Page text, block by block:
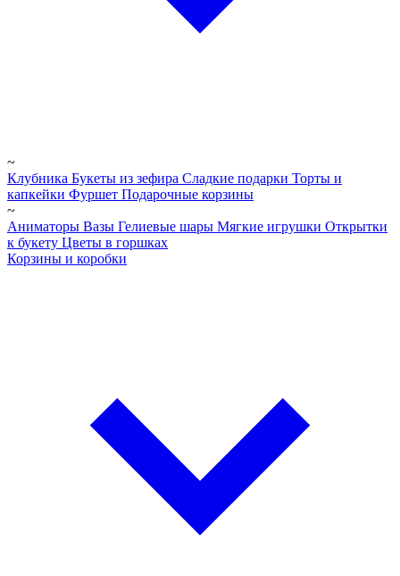
~
Клубника Букеты из зефира Сладкие подарки Торты и
капкейки Фуршет Подарочные корзины
~
Аниматоры Вазы Гелиевые шары Мягкие игрушки Открытки
к букету Цветы в горшках
Корзины и коробки